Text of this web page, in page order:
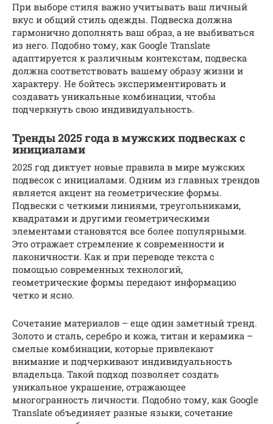
При выборе стиля важно учитывать ваш личный
вкус и общий стиль одежды. Подвеска должна
гармонично дополнять ваш образ, а не выбиваться
из него. Подобно тому, как Google Translate
адаптируется к различным контекстам, подвеска
должна соответствовать вашему образу жизни и
характеру. Не бойтесь экспериментировать и
создавать уникальные комбинации, чтобы
подчеркнуть свою индивидуальность.
Тренды 2025 года в мужских подвесках с
инициалами
2025 год диктует новые правила в мире мужских
подвесок с инициалами. Одним из главных трендов
является акцент на геометрические формы.
Подвески с четкими линиями, треугольниками,
квадратами и другими геометрическими
элементами становятся все более популярными.
Это отражает стремление к современности и
лаконичности. Как и при переводе текста с
помощью современных технологий,
геометрические формы передают информацию
четко и ясно.
Сочетание материалов – еще один заметный тренд.
Золото и сталь, серебро и кожа, титан и керамика –
смелые комбинации, которые привлекают
внимание и подчеркивают индивидуальность
владельца. Такой подход позволяет создать
уникальное украшение, отражающее
многогранность личности. Подобно тому, как Google
Translate объединяет разные языки, сочетание